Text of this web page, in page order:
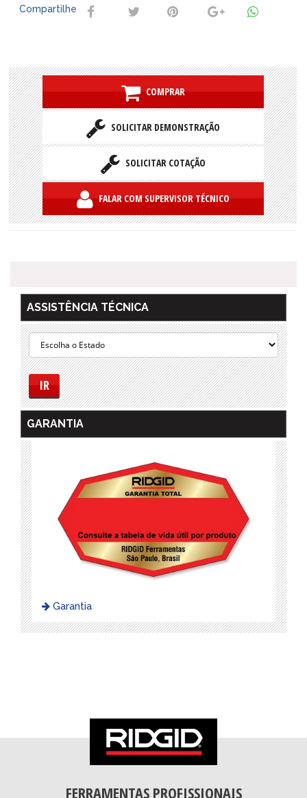
Compartilhe
COMPRAR
SOLICITAR DEMONSTRAÇÃO
SOLICITAR COTAÇÃO
FALAR COM SUPERVISOR TÉCNICO
ASSISTÊNCIA TÉCNICA
IR
GARANTIA
Garantia
FERRAMENTAS PROFISSIONAIS